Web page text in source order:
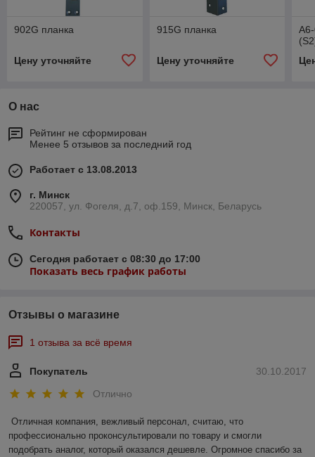
902G планка
Цену уточняйте
915G планка
Цену уточняйте
О нас
Рейтинг не сформирован
Менее 5 отзывов за последний год
Работает с 13.08.2013
г. Минск
220057, ул. Фогеля, д.7, оф.159, Минск, Беларусь
Контакты
Сегодня работает с 08:30 до 17:00
Показать весь график работы
Отзывы о магазине
1 отзыва за всё время
30.10.2017
Покупатель
Отлично
Отличная компания, вежливый персонал, считаю, что
профессионально проконсультировали по товару и смогли
подобрать аналог, который оказался дешевле. Огромное спасибо за